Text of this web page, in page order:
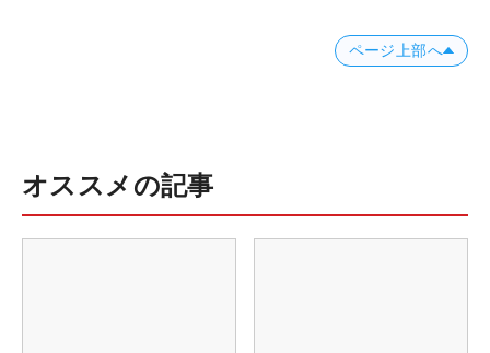
ページ上部へ
オススメの記事